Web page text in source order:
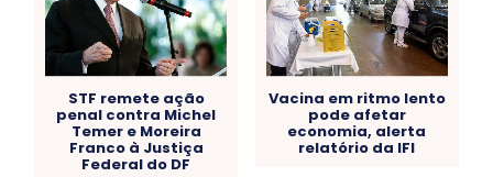
STF remete ação
penal contra Michel
Temer e Moreira
Franco à Justiça
Federal do DF
Vacina em ritmo lento
pode afetar
economia, alerta
relatório da IFI